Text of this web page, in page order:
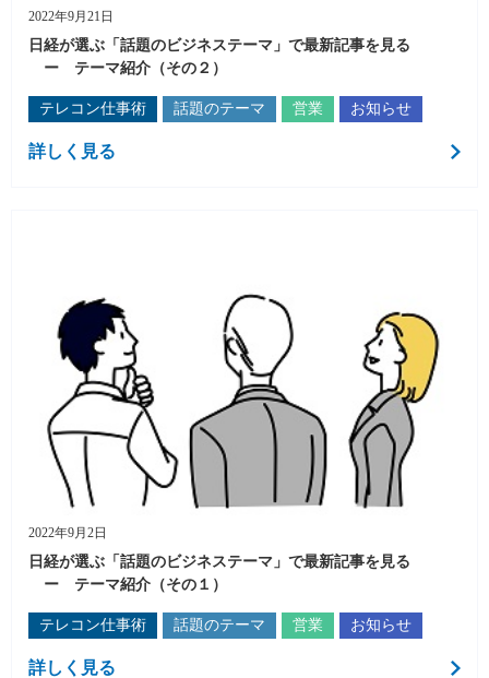
2022年9月21日
日経が選ぶ「話題のビジネステーマ」で最新記事を見る
ー テーマ紹介（その２）
テレコン仕事術 話題のテーマ 営業 お知らせ
詳しく見る
2022年9月2日
日経が選ぶ「話題のビジネステーマ」で最新記事を見る
ー テーマ紹介（その１）
テレコン仕事術 話題のテーマ 営業 お知らせ
詳しく見る